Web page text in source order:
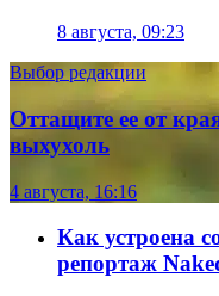
8 августа, 09:23
Выбор редакции
Оттащите ее от
выхухоль
4 августа, 16:16
Как устроена
репортаж